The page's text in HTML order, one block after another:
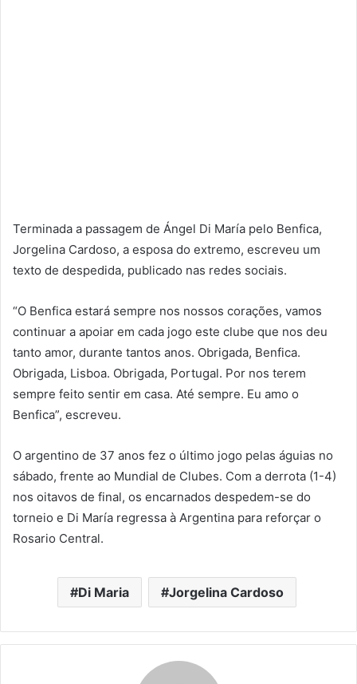
Terminada a passagem de Ángel Di María pelo Benfica,
Jorgelina Cardoso, a esposa do extremo, escreveu um
texto de despedida, publicado nas redes sociais.
“O Benfica estará sempre nos nossos corações, vamos
continuar a apoiar em cada jogo este clube que nos deu
tanto amor, durante tantos anos. Obrigada, Benfica.
Obrigada, Lisboa. Obrigada, Portugal. Por nos terem
sempre feito sentir em casa. Até sempre. Eu amo o
Benfica”, escreveu.
O argentino de 37 anos fez o último jogo pelas águias no
sábado, frente ao Mundial de Clubes. Com a derrota (1-4)
nos oitavos de final, os encarnados despedem-se do
torneio e Di María regressa à Argentina para reforçar o
Rosario Central.
Di Maria Jorgelina Cardoso